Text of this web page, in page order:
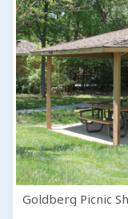
Goldberg Picnic